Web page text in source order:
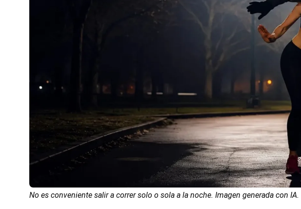
No es conveniente salir a correr solo o sola a la noche. Imagen generada con IA.